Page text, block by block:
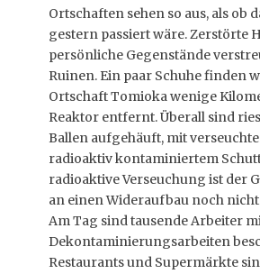
Ortschaften sehen so aus, als ob
gestern passiert wäre. Zerstörte
persönliche Gegenstände
Ruinen. Ein paar Schuhe finden
Ortschaft Tomioka wenige
Reaktor entfernt. Überall sind
Ballen aufgehäuft, mit
radioaktiv kontaminiertem
radioaktive Verseuchung ist der
an einen Wideraufbau noch
Am Tag sind tausende Arbeiter
Dekontaminierungsarbeiten
Restaurants und Supermärkte